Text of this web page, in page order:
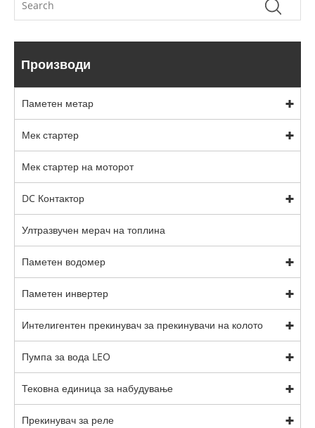
Производи
Паметен метар
Мек стартер
Мек стартер на моторот
DC Контактор
Ултразвучен мерач на топлина
Паметен водомер
Паметен инвертер
Интелигентен прекинувач за прекинувачи на колото
Пумпа за вода LEO
Тековна единица за набудување
Прекинувач за реле